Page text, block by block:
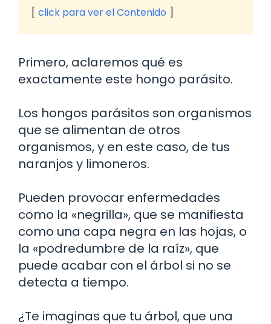
click para ver el Contenido
Primero, aclaremos qué es
exactamente este hongo parásito.
Los hongos parásitos son organismos
que se alimentan de otros
organismos, y en este caso, de tus
naranjos y limoneros.
Pueden provocar enfermedades
como la «negrilla», que se manifiesta
como una capa negra en las hojas, o
la «podredumbre de la raíz», que
puede acabar con el árbol si no se
detecta a tiempo.
¿Te imaginas que tu árbol, que una